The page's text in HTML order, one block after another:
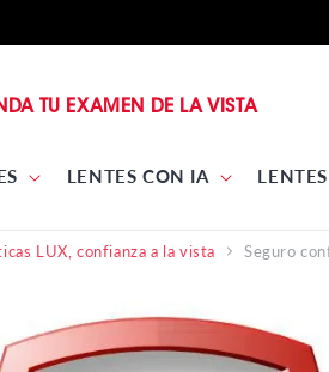
TU EXAMEN DE LA VISTA
LENTES CON IA
LUX, confianza a la vista Seguro